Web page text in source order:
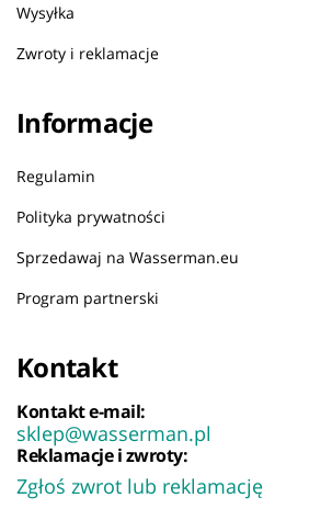
Wysyłka
Zwroty i reklamacje
Informacje
Regulamin
Polityka prywatności
Sprzedawaj na Wasserman.eu
Program partnerski
Kontakt
Kontakt e-mail:
sklep@wasserman.pl
Reklamacje i zwroty:
Zgłoś zwrot lub reklamację